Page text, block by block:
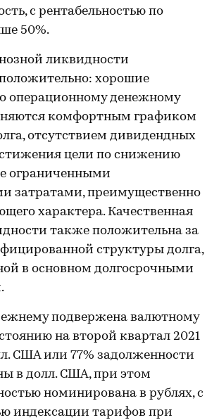
с рентабельностью по
50%.
ликвидности
хорошие
операционному денежному
комфортным графиком
отсутствием дивидендных
цели по снижению
ограниченными
затратами, преимущественно
характера. Качественная
также положительна за
структуры долга,
в основном долгосрочными
подвержена валютному
на второй квартал 2021
США или 77% задолженности
в долл. США, при этом
номинирована в рублях, с
индексации тарифов при